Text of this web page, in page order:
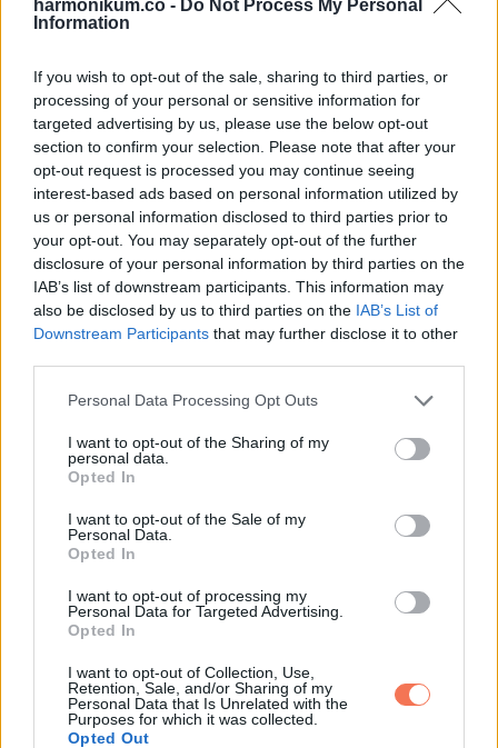
harmonikum.co - Do Not Process My Personal
Information
If you wish to opt-out of the sale, sharing to third parties, or
processing of your personal or sensitive information for
targeted advertising by us, please use the below opt-out
section to confirm your selection. Please note that after your
opt-out request is processed you may continue seeing
interest-based ads based on personal information utilized by
us or personal information disclosed to third parties prior to
your opt-out. You may separately opt-out of the further
disclosure of your personal information by third parties on the
IAB’s list of downstream participants. This information may
also be disclosed by us to third parties on the IAB’s List of
Downstream Participants that may further disclose it to other
Please note that this website/app uses one or more Google
not limited to your visit or usage behaviour. You may click to
grant or deny consent to Google and its third-party tags to
use your data for below specified purposes in below Google
consent section.
Personal Data Processing Opt Outs
I want to opt-out of the Sharing of my
personal data.
Opted In
I want to opt-out of the Sale of my
Personal Data.
Opted In
I want to opt-out of processing my
Personal Data for Targeted Advertising.
Opted In
I want to opt-out of Collection, Use,
Retention, Sale, and/or Sharing of my
Personal Data that Is Unrelated with the
Purposes for which it was collected.
Opted Out
édesanyját.”
Igazi, legjobb és elválaszthatatlan barátok.